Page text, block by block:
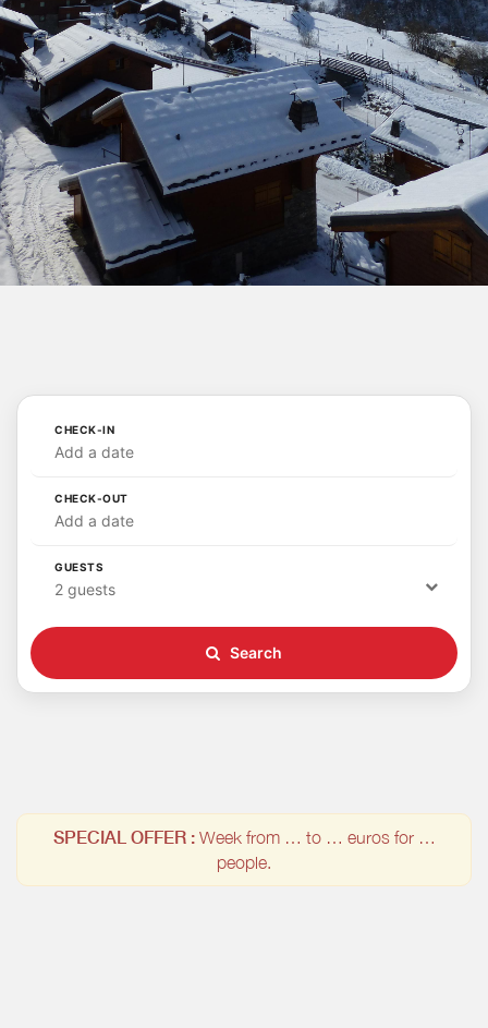
CHECK-IN
Add a date
CHECK-OUT
Add a date
GUESTS
2 guests
Search
SPECIAL OFFER :Week from … to … euros for …
people.